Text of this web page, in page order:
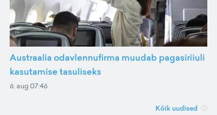
Austraalia odavlennufirma muudab pagasiriiuli
kasutamise tasuliseks
6. aug 07:46
Kõik uudised